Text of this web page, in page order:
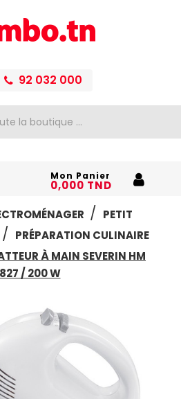
92 032 000
Mon Panier
0,000 TND
PETIT
PRÉPARATION CULINAIRE
À MAIN SEVERIN HM
/ 200 W